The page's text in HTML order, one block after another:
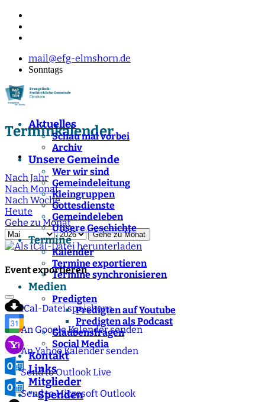
mail@efg-elmshorn.de
Sonntags
Aktuelles
Schau mal vorbei
Archiv
Unsere Gemeinde
Wer wir sind
Gemeindeleitung
Kleingruppen
Gottesdienste
Gemeindeleben
Unsere Geschichte
Termine
Kalender
Termine exportieren
Termine synchronisieren
Medien
Predigten
Predigten auf Youtube
Predigten als Podcast
Glaubensfragen
Social Media
Kontakt
Links
Mitglieder
">Spenden
Terminkalender
Nach Jahr
Nach Monat
Nach Woche
Heute
Gehe zu Monat
Gehe zu Monat
Event exportieren
iCal-Datei speichern
An Google Kalender senden
An Yahoo Kalender senden
Send to Outlook Live
Send to Microsoft Outlook